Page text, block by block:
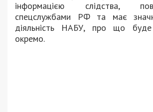
інформацією слідства,
спецслужбами РФ та має
діяльність НАБУ, про що буде
окремо.